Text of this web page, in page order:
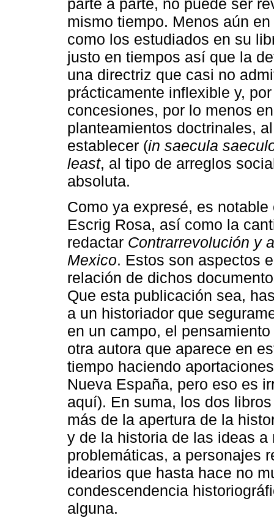
parte a parte, no puede ser
mismo tiempo. Menos aún
como los estudiados en su
justo en tiempos así que la
una directriz que casi no
prácticamente inflexible y,
concesiones, por lo menos
planteamientos doctrinales,
establecer (in saecula
least, al tipo de arreglos
absoluta.
Como ya expresé, es
Escrig Rosa, así como la
redactar Contrarrevolución y
Mexico. Estos son aspectos
relación de dichos
Que esta publicación sea,
a un historiador que
en un campo, el
otra autora que aparece en
tiempo haciendo
Nueva España, pero eso es
aquí). En suma, los dos
más de la apertura de la
y de la historia de las ideas
problemáticas, a personajes
idearios que hasta hace no
condescendencia
alguna.